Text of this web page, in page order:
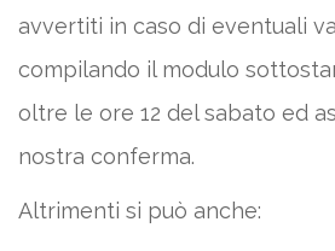
avvertiti in caso di eventuali
compilando il modulo
oltre le ore 12 del sabato ed
nostra conferma.
Altrimenti si può anche: